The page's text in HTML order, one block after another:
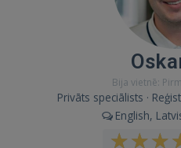
Bija vietnē:
Privāts speciālists ·
English,